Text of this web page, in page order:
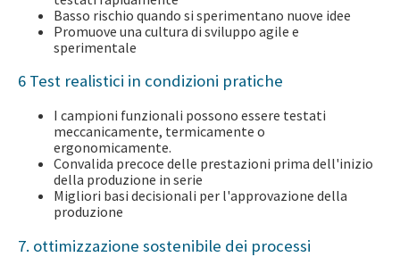
Basso rischio quando si sperimentano nuove idee
Promuove una cultura di sviluppo agile e
sperimentale
6 Test realistici in condizioni pratiche
I campioni funzionali possono essere testati
meccanicamente, termicamente o
ergonomicamente.
Convalida precoce delle prestazioni prima dell'inizio
della produzione in serie
Migliori basi decisionali per l'approvazione della
produzione
7. ottimizzazione sostenibile dei processi